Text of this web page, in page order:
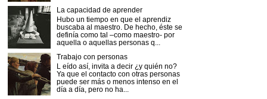
La capacidad de aprender
Hubo un tiempo en que el aprendiz
buscaba al maestro. De hecho, éste se
definía como tal –como maestro- por
aquella o aquellas personas q...
Trabajo con personas
L eído así, invita a decir ¿y quién no?
Ya que el contacto con otras personas
puede ser más o menos intenso en el
día a día, pero no ha...